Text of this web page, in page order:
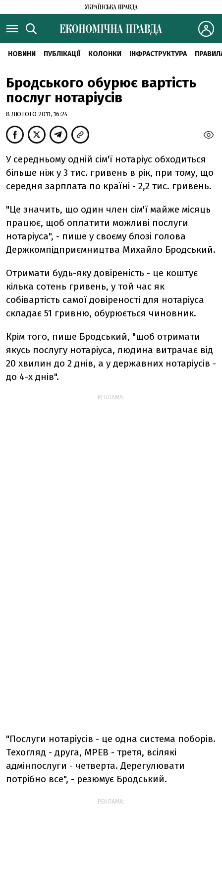
НОВИНИ ПУБЛІКАЦІЇ КОЛОНКИ ІНФРАСТРУКТУРА
Бродського обурює вартість
послуг нотаріусів
8 ЛЮТОГО 2011, 16:24
У середньому одній сім'ї нотаріус обходиться
більше ніж у 3 тис. гривень в рік, при тому, що
середня зарплата по країні - 2,2 тис. гривень.
"Це значить, що один член сім'ї майже місяць
працює, щоб оплатити можливі послуги
нотаріуса", - пише у своєму блозі голова
Держкомпідприємництва Михайло Бродський.
Отримати будь-яку довіреність - це коштує
кілька сотень гривень, у той час як
собівартість самої довіреності для нотаріуса
складає 51 гривню, обурюється чиновник.
Крім того, пише Бродський, "щоб отримати
якусь послугу нотаріуса, людина витрачає від
20 хвилин до 2 днів, а у державних нотаріусів -
до 4-х днів".
РЕКЛАМА:
"Послуги нотаріусів - це одна система поборів.
Техогляд - друга, МРЕВ - третя, всілякі
адмінпослуги - четверта. Дерегулювати
потрібно все", - резюмує Бродський.
РЕКЛАМА: